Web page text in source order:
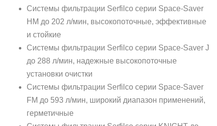
Системы фильтрации Serfilco серии Space-Saver
HM до 202 л/мин, высокопоточные, эффективные
и стойкие
Системы фильтрации Serfilco серии Space-Saver J
до 288 л/мин, надежные высокопоточные
установки очистки
Системы фильтрации Serfilco серии Space-Saver
FM до 593 л/мин, широкий диапазон применений,
герметичные